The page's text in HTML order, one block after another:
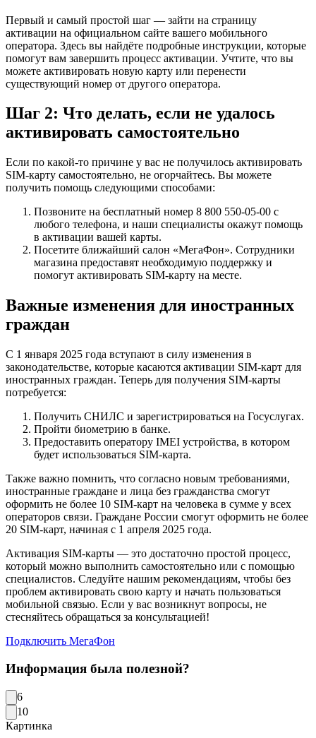
Первый и самый простой шаг — зайти на страницу
активации на официальном сайте вашего мобильного
оператора. Здесь вы найдёте подробные инструкции, которые
помогут вам завершить процесс активации. Учтите, что вы
можете активировать новую карту или перенести
существующий номер от другого оператора.
Шаг 2: Что делать, если не удалось
активировать самостоятельно
Если по какой-то причине у вас не получилось активировать
SIM-карту самостоятельно, не огорчайтесь. Вы можете
получить помощь следующими способами:
Позвоните на бесплатный номер 8 800 550‑05‑00 с
любого телефона, и наши специалисты окажут помощь
в активации вашей карты.
Посетите ближайший салон «МегаФон». Сотрудники
магазина предоставят необходимую поддержку и
помогут активировать SIM-карту на месте.
Важные изменения для иностранных
граждан
С 1 января 2025 года вступают в силу изменения в
законодательстве, которые касаются активации SIM-карт для
иностранных граждан. Теперь для получения SIM-карты
потребуется:
Получить СНИЛС и зарегистрироваться на Госуслугах.
Пройти биометрию в банке.
Предоставить оператору IMEI устройства, в котором
будет использоваться SIM-карта.
Также важно помнить, что согласно новым требованиями,
иностранные граждане и лица без гражданства смогут
оформить не более 10 SIM-карт на человека в сумме у всех
операторов связи. Граждане России смогут оформить не более
20 SIM-карт, начиная с 1 апреля 2025 года.
Активация SIM-карты — это достаточно простой процесс,
который можно выполнить самостоятельно или с помощью
специалистов. Следуйте нашим рекомендациям, чтобы без
проблем активировать свою карту и начать пользоваться
мобильной связью. Если у вас возникнут вопросы, не
стесняйтесь обращаться за консультацией!
Подключить МегаФон
Информация была полезной?
6
10
Картинка